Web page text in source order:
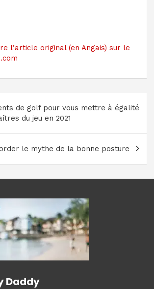
l’article original (en Angais) sur le
de golf pour vous mettre à égalité
du jeu en 2021
le mythe de la bonne posture
Daddy